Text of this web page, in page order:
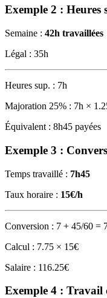
Exemple 2 : Heures
Semaine : 42h travaillées
Légal : 35h
Heures sup. : 7h
Majoration 25% : 7h ×
Équivalent : 8h45 payées
Exemple 3 :
Temps travaillé : 7h45
Taux horaire : 15€/h
Conversion : 7 + 45/60 =
Calcul : 7.75 × 15€
Salaire : 116.25€
Exemple 4 : Travail